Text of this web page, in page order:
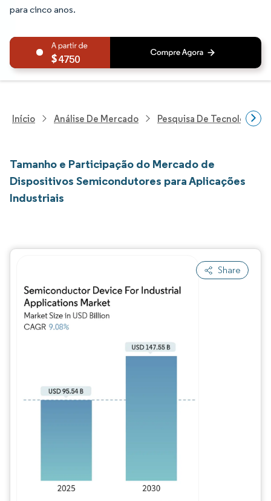
para cinco anos.
4750
Início Análise De Mercado Pesquisa De Tecnologia,
Tamanho e Participação do Mercado de
Dispositivos Semicondutores para Aplicações
Industriais
Share